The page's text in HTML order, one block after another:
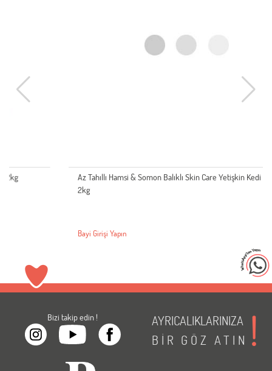
Az Tahıllı Hamsi & Somon Balıklı Skin Care Yetişkin Kedi Maması
Bizi takip edin !
AYRICALIKLARINIZA
BİR GÖZ ATIN